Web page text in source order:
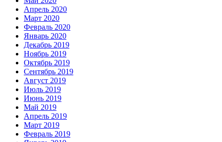
Апрель 2020
Март 2020
Февраль 2020
Январь 2020
Декабрь 2019
Ноябрь 2019
Октябрь 2019
Сентябрь 2019
Август 2019
Июль 2019
Июнь 2019
Май 2019
Апрель 2019
Март 2019
Февраль 2019